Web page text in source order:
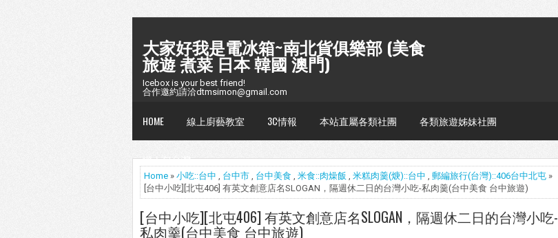
大家好我是電冰箱~南北貨俱樂部 (美食
旅遊 煮菜 日本 韓國 澳門)
Icebox is your best friend!
合作邀約請洽dtmsimon@gmail.com
HOME 線上廚藝教室 3C情報 本站直屬各類社團 各類旅遊姊妹社團
懶人包台灣
Home » 小吃::台中 , 台中市 , 台中美食 , 米食::肉燥飯 , 米糕肉羹(焿)::台中 , 郵編旅行(台灣)::406台中北屯 »
[台中小吃][北屯406] 有英文創意店名SLOGAN，隔週休二日的台灣小吃-私肉羹(台中美食 台中旅遊)
[台中小吃][北屯406] 有英文創意店名SLOGAN，隔週休二日的台灣小吃-
私肉羹(台中美食 台中旅遊)